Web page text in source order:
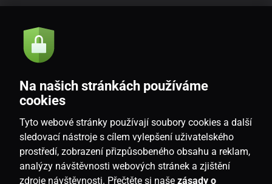
Akce a novinky e-mailem
Souhlasím sezásadami zpracování osobních údajů
CZ
Na našich stránkách používáme
cookies
Tyto webové stránky používají soubory cookies a další
sledovací nástroje s cílem vylepšení uživatelského
prostředí, zobrazení přizpůsobeného obsahu a reklam,
analýzy návštěvnosti webových stránek a zjištění
zdroje návštěvnosti. Přečtěte si naše zásady o